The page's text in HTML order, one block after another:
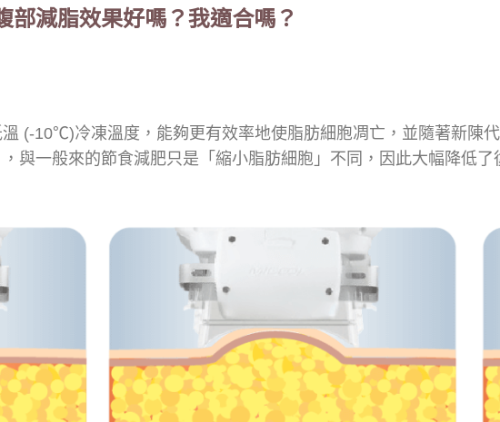
減脂效果好嗎？我適合嗎？
(-10℃)冷凍溫度，能夠更有效率地使脂肪細胞凋亡，並隨著新陳
與一般來的節食減肥只是「縮小脂肪細胞」不同，因此大幅降低了